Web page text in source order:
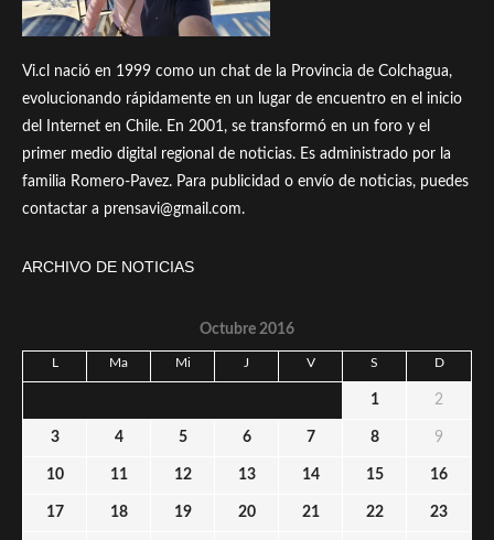
Vi.cl nació en 1999 como un chat de la Provincia de Colchagua,
evolucionando rápidamente en un lugar de encuentro en el inicio
del Internet en Chile. En 2001, se transformó en un foro y el
primer medio digital regional de noticias. Es administrado por la
familia Romero-Pavez. Para publicidad o envío de noticias, puedes
contactar a prensavi@gmail.com.
ARCHIVO DE NOTICIAS
Octubre 2016
L Ma Mi J V S D
1 2
3 4 5 6 7 8 9
10 11 12 13 14 15 16
17 18 19 20 21 22 23